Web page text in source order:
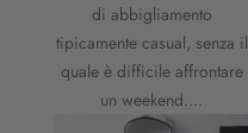
di abbigliamento
tipicamente casual, senza il
quale è difficile affrontare
un weekend....